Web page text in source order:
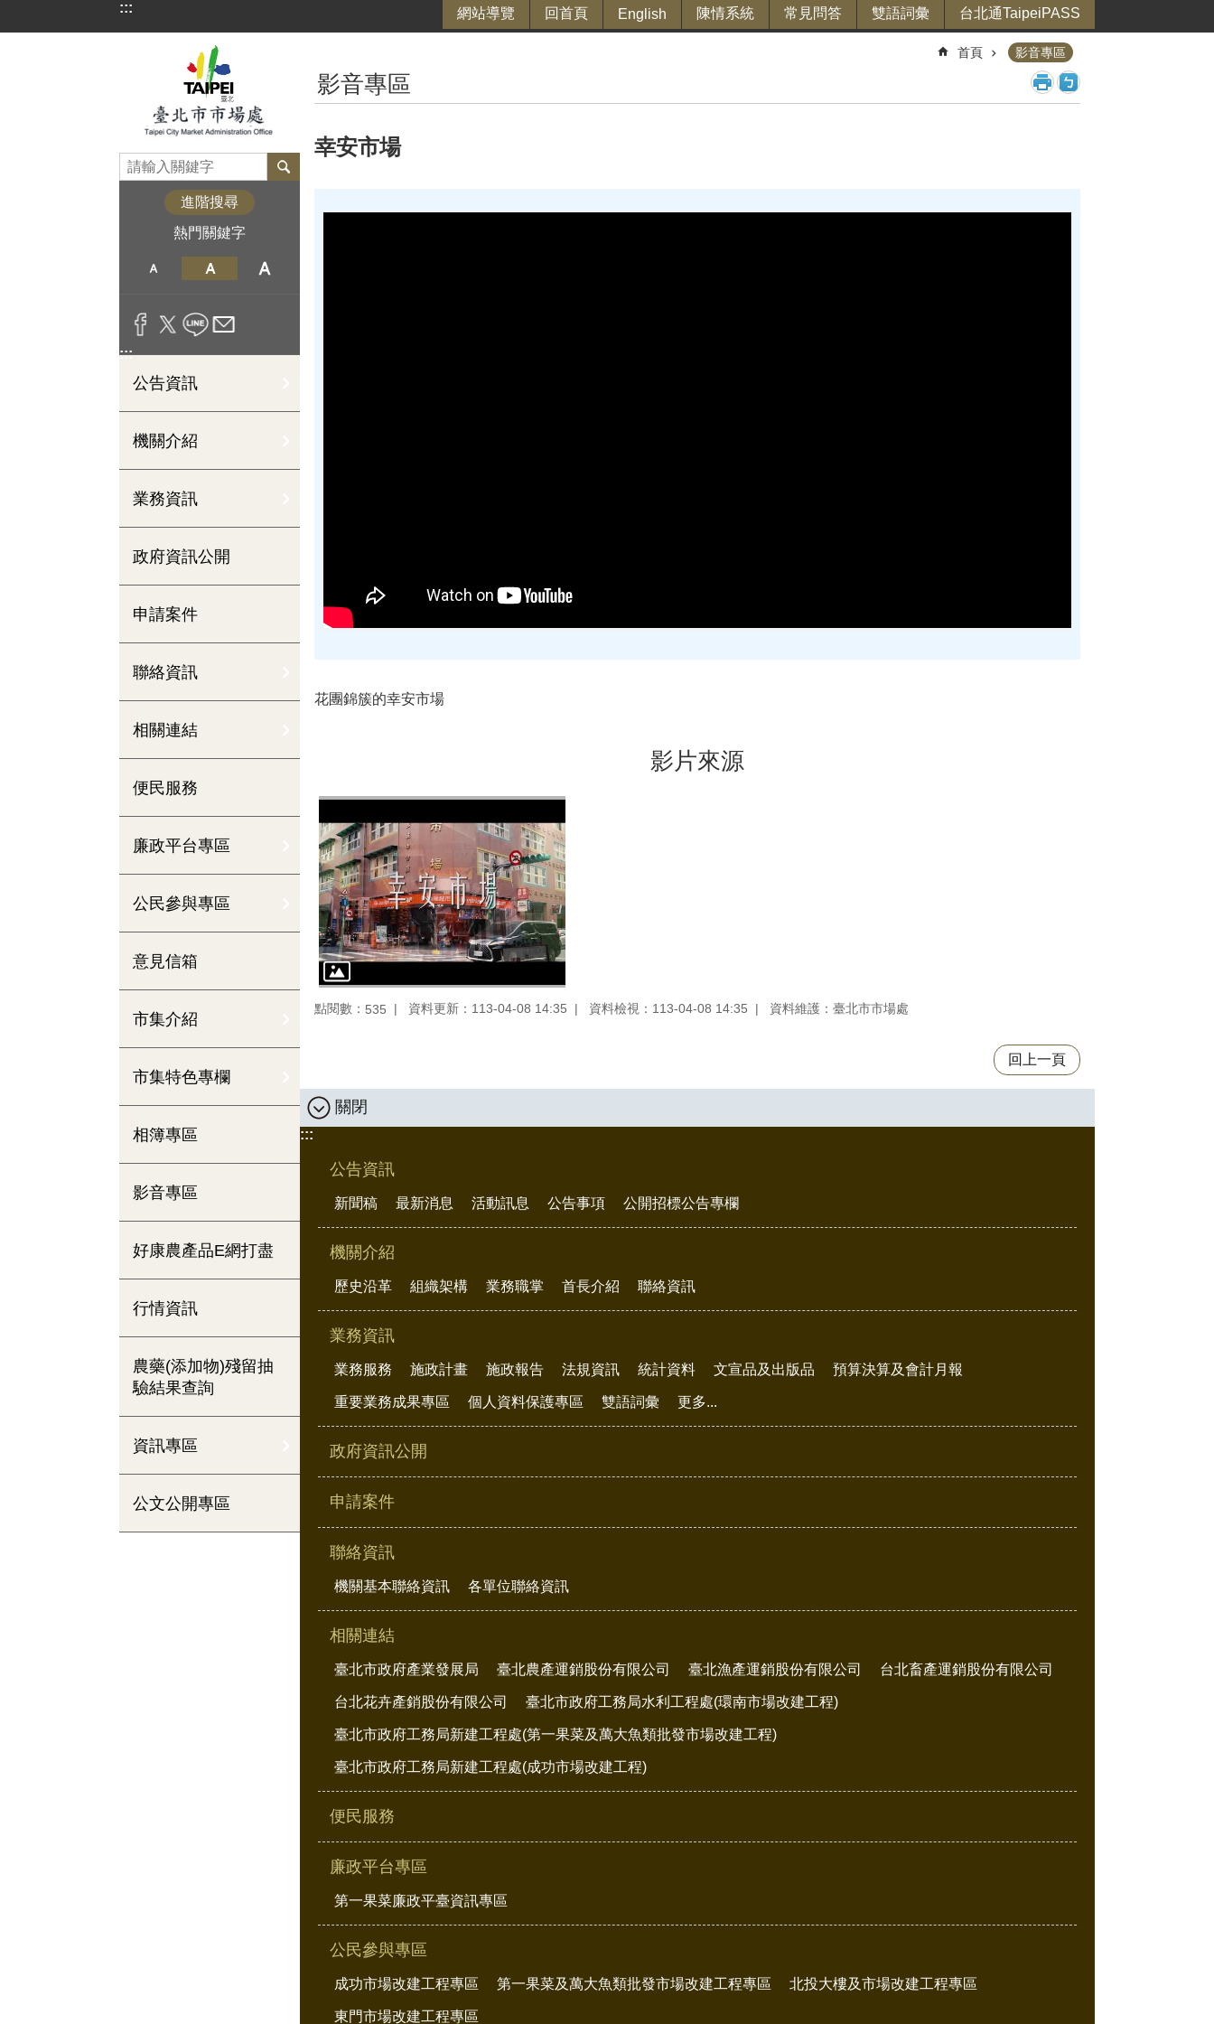
跳到主要內容區塊
::: 網站導覽 回首頁 English 陳情系統 常見問答 雙語詞彙 台北通TaipeiPASS
進階搜尋
熱門關鍵字
:::
公告資訊
機關介紹
業務資訊
政府資訊公開
申請案件
聯絡資訊
相關連結
便民服務
廉政平台專區
公民參與專區
意見信箱
市集介紹
市集特色專欄
相簿專區
影音專區
好康農產品E網打盡
行情資訊
農藥(添加物)殘留抽
驗結果查詢
資訊專區
公文公開專區
首頁 影音專區
影音專區
幸安市場
花團錦簇的幸安市場
影片來源
點閱數： 535 資料更新：113-04-08 14:35 資料檢視：113-04-08 14:35 資料維護：臺北市市場處
回上一頁
關閉
:::
公告資訊
新聞稿 最新消息 活動訊息 公告事項 公開招標公告專欄
機關介紹
歷史沿革 組織架構 業務職掌 首長介紹 聯絡資訊
業務資訊
業務服務 施政計畫 施政報告 法規資訊 統計資料 文宣品及出版品 預算決算及會計月報
重要業務成果專區 個人資料保護專區 雙語詞彙 更多...
政府資訊公開
申請案件
聯絡資訊
機關基本聯絡資訊 各單位聯絡資訊
相關連結
臺北市政府產業發展局 臺北農產運銷股份有限公司 臺北漁產運銷股份有限公司 台北畜產運銷股份有限公司
台北花卉產銷股份有限公司 臺北市政府工務局水利工程處(環南市場改建工程)
臺北市政府工務局新建工程處(第一果菜及萬大魚類批發市場改建工程)
臺北市政府工務局新建工程處(成功市場改建工程)
便民服務
廉政平台專區
第一果菜廉政平臺資訊專區
公民參與專區
成功市場改建工程專區 第一果菜及萬大魚類批發市場改建工程專區 北投大樓及市場改建工程專區
東門市場改建工程專區